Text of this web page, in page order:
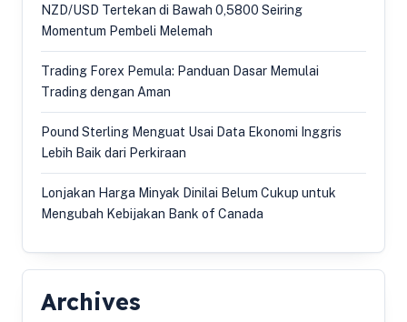
NZD/USD Tertekan di Bawah 0,5800 Seiring
Momentum Pembeli Melemah
Trading Forex Pemula: Panduan Dasar Memulai
Trading dengan Aman
Pound Sterling Menguat Usai Data Ekonomi Inggris
Lebih Baik dari Perkiraan
Lonjakan Harga Minyak Dinilai Belum Cukup untuk
Mengubah Kebijakan Bank of Canada
Archives